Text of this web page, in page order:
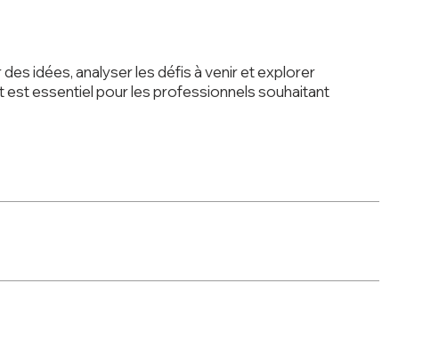
idées, analyser les défis à venir et explorer
est essentiel pour les professionnels souhaitant